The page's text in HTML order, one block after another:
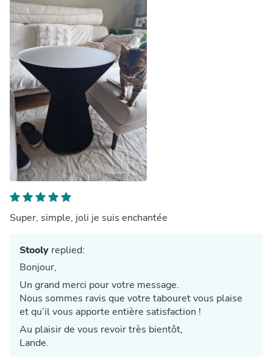
Super, simple, joli je suis enchantée
Stooly replied:
Bonjour,
Un grand merci pour votre message.
Nous sommes ravis que votre tabouret vous plaise
et qu’il vous apporte entière satisfaction !
Au plaisir de vous revoir très bientôt,
Lande.